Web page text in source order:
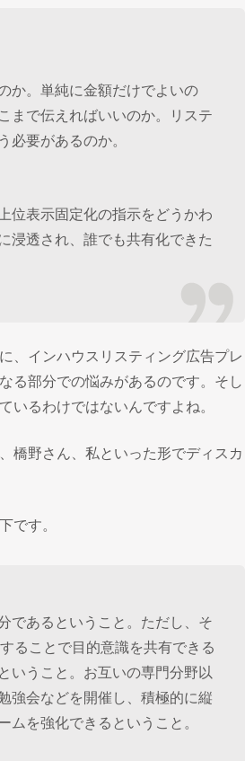
か。単純に金額だけでよいの
まで伝えればいいのか。リステ
必要があるのか。
位表示固定化の指示をどうかわ
浸透され、誰でも共有化できた
、インハウスリスティング広告プレ
る部分での悩みがあるのです。そし
いるわけではないんですよね。
橋野さん、私といった形でディスカ
です。
であるということ。ただし、そ
ることで目的意識を共有できる
いうこと。お互いの専門分野以
強会などを開催し、積極的に縦
ムを強化できるということ。